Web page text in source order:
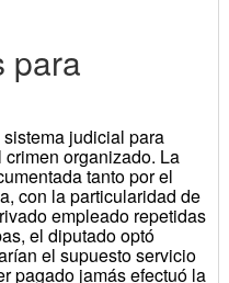
para
judicial para
organizado. La
tanto por el
con la particularidad de
empleado repetidas
el diputado optó
el supuesto servicio
pagado jamás efectuó la